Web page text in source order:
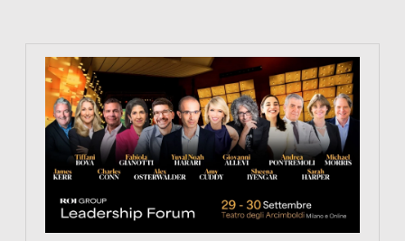
https://tinyurl.com/363fvfm9